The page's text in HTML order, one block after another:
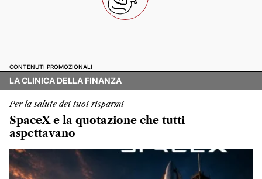
CONTENUTI PROMOZIONALI
LA CLINICA DELLA FINANZA
Per la salute dei tuoi risparmi
SpaceX e la quotazione che tutti
aspettavano